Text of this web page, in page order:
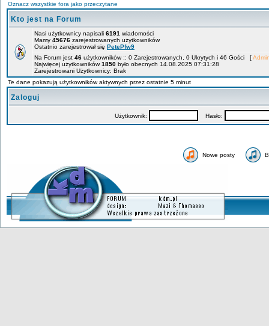
Oznacz wszystkie fora jako przeczytane
Kto jest na Forum
Nasi użytkownicy napisali 6191 wiadomości
Mamy 45676 zarejestrowanych użytkowników
Ostatnio zarejestrował się PetePfw9
Na Forum jest 46 użytkowników :: 0 Zarejestrowanych, 0 Ukrytych i 46 Gości [
Najwięcej użytkowników1850 było obecnych 14.08.2025 07:31:28
Zarejestrowani Użytkownicy: Brak
Te dane pokazują użytkowników aktywnych przez ostatnie 5 minut
Zaloguj
Użytkownik: Hasło:
Nowe posty